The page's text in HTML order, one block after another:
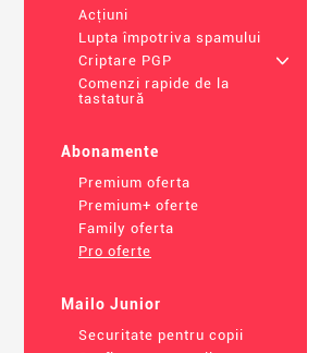
Acțiuni
Lupta împotriva spamului
Criptare PGP
+
Comenzi rapide de la
tastatură
Abonamente
Premium oferta
Premium+ oferte
Family oferta
Pro oferte
Mailo Junior
Securitate pentru copii